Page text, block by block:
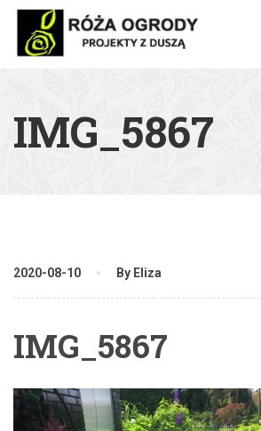
IMG_5867
2020-08-10 By Eliza
IMG_5867